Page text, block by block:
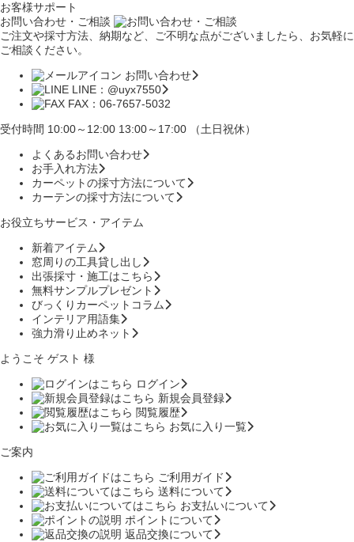
お客様サポート
お問い合わせ・ご相談
ご注文や採寸方法、納期など、ご不明な点がございましたら、お気軽に
ご相談ください。
お問い合わせ
LINE：@uyx7550
FAX：06-7657-5032
受付時間 10:00～12:00 13:00～17:00 （土日祝休）
よくあるお問い合わせ
お手入れ方法
カーペットの採寸方法について
カーテンの採寸方法について
お役立ちサービス・アイテム
新着アイテム
窓周りの工具貸し出し
出張採寸・施工はこちら
無料サンプルプレゼント
びっくりカーペットコラム
インテリア用語集
強力滑り止めネット
ようこそ ゲスト 様
ログイン
新規会員登録
閲覧履歴
お気に入り一覧
ご案内
ご利用ガイド
送料について
お支払いについて
ポイントについて
返品交換について